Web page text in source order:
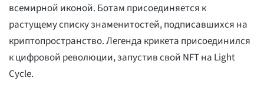
всемирной иконой. Ботам присоединяется к
растущему списку знаменитостей, подписавшихся на
криптопространство. Легенда крикета присоединился
к цифровой революции, запустив свой NFT на Light
Cycle.